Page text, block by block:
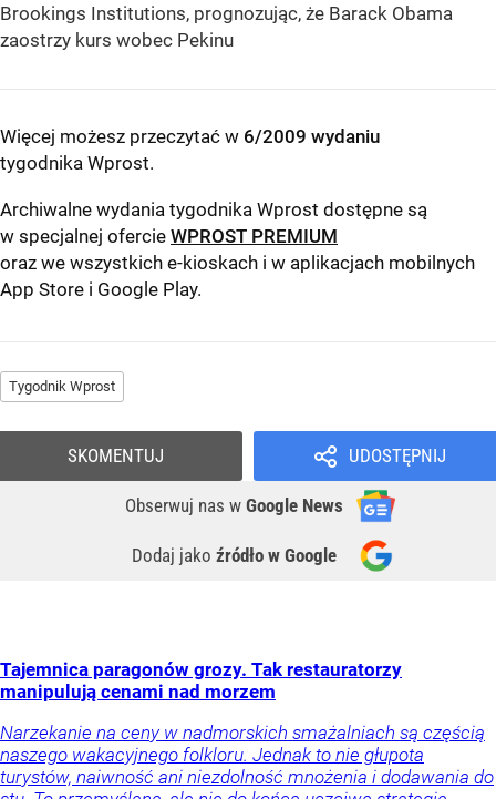
Brookings Institutions, prognozując, że Barack Obama
zaostrzy kurs wobec Pekinu
Więcej możesz przeczytać w 6/2009 wydaniu
tygodnika Wprost.
Archiwalne wydania tygodnika Wprost dostępne są
w specjalnej ofercie WPROST PREMIUM
oraz we wszystkich e-kioskach i w aplikacjach mobilnych
App Store i Google Play.
Tygodnik Wprost
UDOSTĘPNIJ
Obserwuj nas w Google News
Dodaj jako źródło w Google
SKOMENTUJ
Tajemnica paragonów grozy. Tak restauratorzy
manipulują cenami nad morzem
Narzekanie na ceny w nadmorskich smażalniach są częścią
naszego wakacyjnego folkloru. Jednak to nie głupota
turystów, naiwność ani niezdolność mnożenia i dodawania do